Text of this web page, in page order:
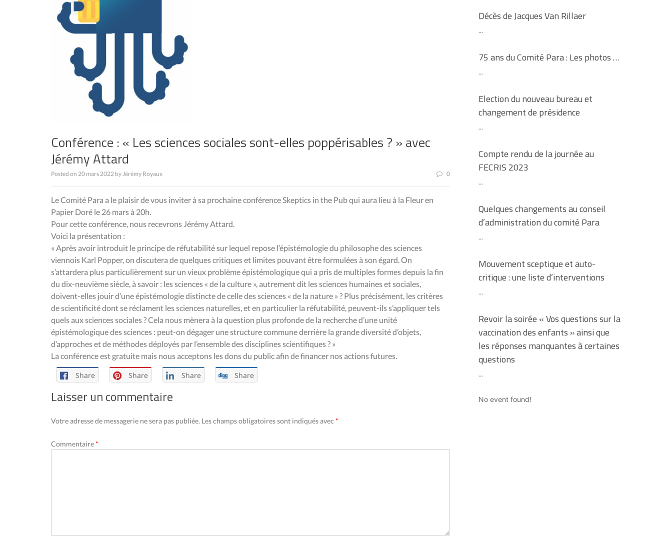
Conférence : « Les sciences sociales sont-elles poppérisables ? » avec
Jérémy Attard
Posted on 20 mars 2022 byJérémy Royaux 0
Le Comité Para a le plaisir de vous inviter à sa prochaine conférence Skeptics in the Pub qui aura lieu à la Fleur en
Papier Doré le 26 mars à 20h.
Pour cette conférence, nous recevrons Jérémy Attard.
Voici la présentation :
« Après avoir introduit le principe de réfutabilité sur lequel repose l’épistémologie du philosophe des sciences
viennois Karl Popper, on discutera de quelques critiques et limites pouvant être formulées à son égard. On
s’attardera plus particulièrement sur un vieux problème épistémologique qui a pris de multiples formes depuis la fin
du dix-neuvième siècle, à savoir : les sciences « de la culture », autrement dit les sciences humaines et sociales,
doivent-elles jouir d’une épistémologie distincte de celle des sciences « de la nature » ? Plus précisément, les critères
de scientificité dont se réclament les sciences naturelles, et en particulier la réfutabilité, peuvent-ils s’appliquer tels
quels aux sciences sociales ? Cela nous mènera à la question plus profonde de la recherche d’une unité
épistémologique des sciences : peut-on dégager une structure commune derrière la grande diversité d’objets,
d’approches et de méthodes déployés par l’ensemble des disciplines scientifiques ? »
La conférence est gratuite mais nous acceptons les dons du public afin de financer nos actions futures.
Share Share Share Share
Laisser un commentaire
Votre adresse de messagerie ne sera pas publiée. Les champs obligatoires sont indiqués avec *
Commentaire*
Décès de Jacques Van Rillaer
...
75 ans du Comité Para : Les photos …
...
Election du nouveau bureau et
changement de présidence
...
Compte rendu de la journée au
FECRIS 2023
...
Quelques changements au conseil
d’administration du comité Para
...
Mouvement sceptique et auto-
critique : une liste d’interventions
...
Revoir la soirée « Vos questions sur la
vaccination des enfants » ainsi que
les réponses manquantes à certaines
questions
...
No event found!